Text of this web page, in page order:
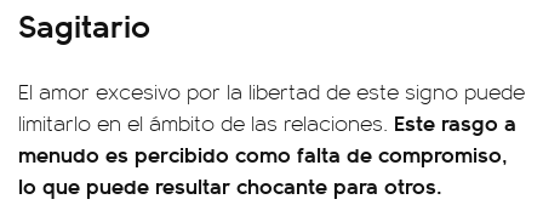
Sagitario
El amor excesivo por la libertad de este signo puede
limitarlo en el ámbito de las relaciones. Este rasgo a
menudo es percibido como falta de compromiso,
lo que puede resultar chocante para otros.